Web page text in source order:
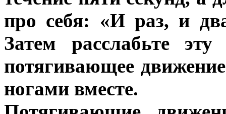
про себя: «И раз, и
Затем расслабьте
потягивающее
ногами вместе.